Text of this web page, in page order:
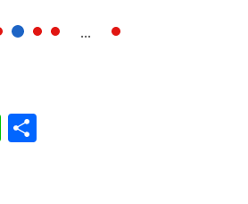
...
Li